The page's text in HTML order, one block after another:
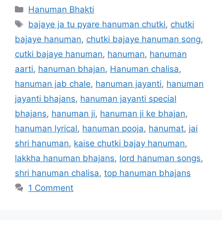
Categories
Hanuman Bhakti
Tags
bajaye ja tu pyare hanuman chutki, chutki
bajaye hanuman, chutki bajaye hanuman song,
cutki bajaye hanuman, hanuman, hanuman
aarti, hanuman bhajan, Hanuman chalisa,
hanuman jab chale, hanuman jayanti, hanuman
jayanti bhajans, hanuman jayanti special
bhajans, hanuman ji, hanuman ji ke bhajan,
hanuman lyrical, hanuman pooja, hanumat, jai
shri hanuman, kaise chutki bajay hanuman,
lakkha hanuman bhajans, lord hanuman songs,
shri hanuman chalisa, top hanuman bhajans
1 Comment